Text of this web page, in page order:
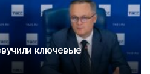
ключевые